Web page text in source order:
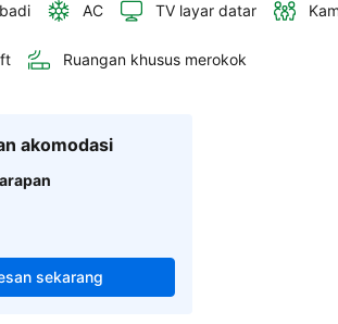
AC TV layar datar
Ruangan khusus merokok
akomodasi
sekarang